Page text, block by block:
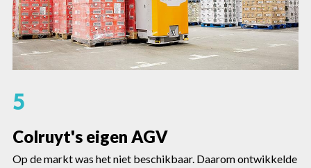
5
Colruyt's eigen AGV
Op de markt was het niet beschikbaar. Daarom ontwikkelde